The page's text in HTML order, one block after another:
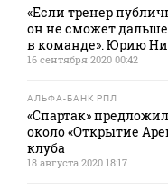
«Если тренер
он не сможет дальше
в команде». Юрию
16 сентября 2020 00:42
АЛЬФА-БАНК РПЛ
«Спартак»
около «Открытие
клуба
18 августа 2020 18:17